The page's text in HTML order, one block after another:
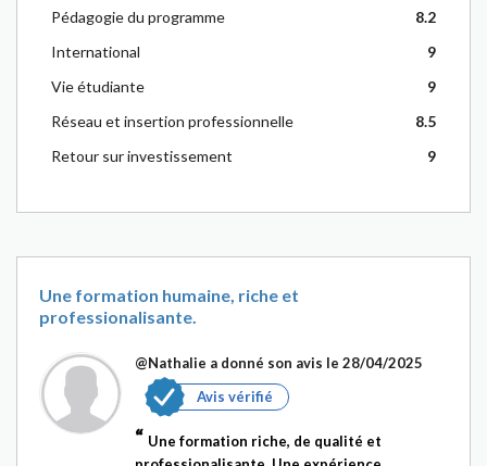
Pédagogie du programme
8.2
International
9
Vie étudiante
9
Réseau et insertion professionnelle
8.5
Retour sur investissement
9
Une formation humaine, riche et
professionalisante.
@Nathalie a donné son avis le 28/04/2025
Avis vérifié
Une formation riche, de qualité et